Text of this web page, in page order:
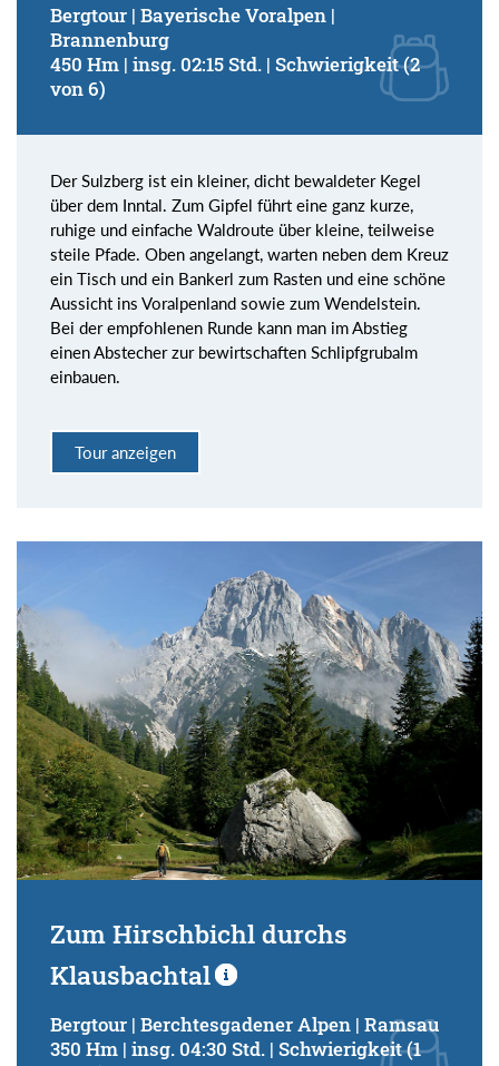
Bergtour | Bayerische Voralpen |
Brannenburg
450 Hm | insg. 02:15 Std. | Schwierigkeit (2
von 6)
Der Sulzberg ist ein kleiner, dicht bewaldeter Kegel
über dem Inntal. Zum Gipfel führt eine ganz kurze,
ruhige und einfache Waldroute über kleine, teilweise
steile Pfade. Oben angelangt, warten neben dem Kreuz
ein Tisch und ein Bankerl zum Rasten und eine schöne
Aussicht ins Voralpenland sowie zum Wendelstein.
Bei der empfohlenen Runde kann man im Abstieg
einen Abstecher zur bewirtschaften Schlipfgrubalm
einbauen.
Tour anzeigen
Zum Hirschbichl durchs
Klausbachtal
Bergtour | Berchtesgadener Alpen | Ramsau
350 Hm | insg. 04:30 Std. | Schwierigkeit (1